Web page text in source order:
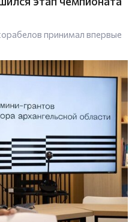
принимал впервые